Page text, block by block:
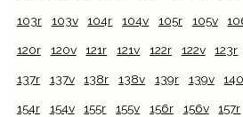
103r 103v 104r 104v 105r 105v
120r 120v 121r 121v 122r 122v 123r
137r 137v 138r 138v 139r 139v
154r 154v 155r 155v 156r 156v 157r